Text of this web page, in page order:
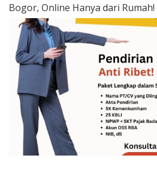
Bogor, Online Hanya dari Rumah!